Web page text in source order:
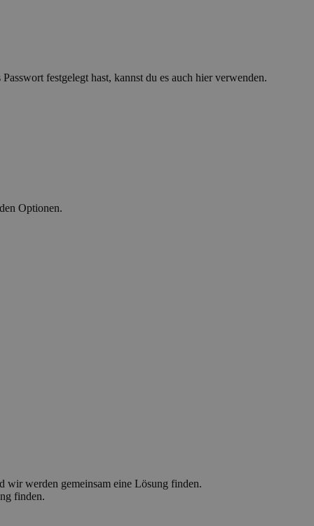
festgelegt hast, kannst du es auch hier verwenden.
Optionen.
wir werden gemeinsam eine Lösung finden.
finden.